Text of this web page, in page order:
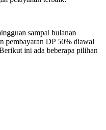
sampai bulanan
pembayaran DP 50% diawal
ini ada beberapa pilihan